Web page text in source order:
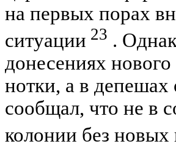
на первых порах
ситуации 23 .
донесениях
нотки, а в
сообщал, что не в
колонии без